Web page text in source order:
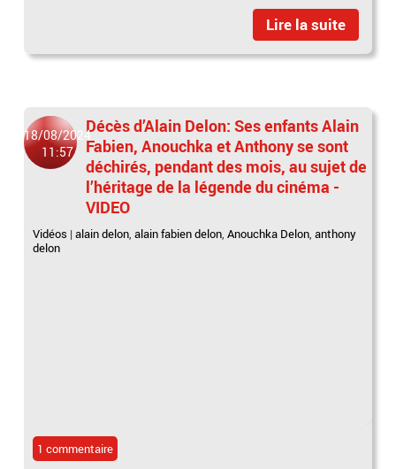
Lire la suite
18/08/2024
11:57
Décès d’Alain Delon: Ses enfants Alain
Fabien, Anouchka et Anthony se sont
déchirés, pendant des mois, au sujet de
l’héritage de la légende du cinéma -
VIDEO
Vidéos |alain delon,alain fabien delon,Anouchka Delon,anthony
delon
1 commentaire